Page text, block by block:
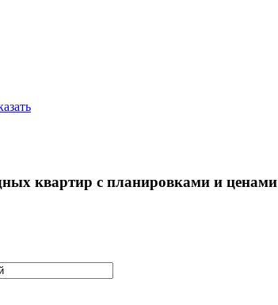
квартир с планировками и ценами